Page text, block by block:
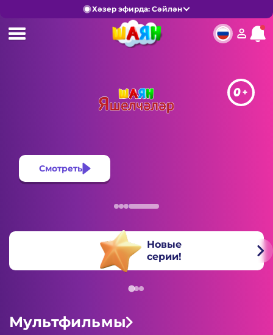
Хәзер эфирда: Сәйлән
0+
Смотреть
Новые
серии!
Мультфильмы